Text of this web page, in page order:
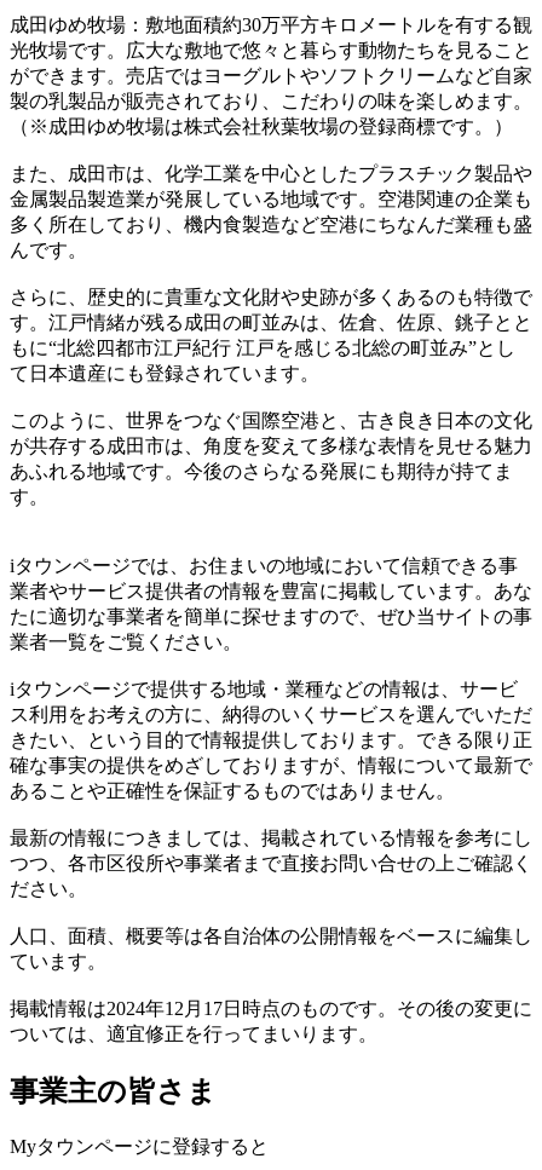
成田ゆめ牧場：敷地面積約30万平方キロメートルを有する観
光牧場です。広大な敷地で悠々と暮らす動物たちを見ること
ができます。売店ではヨーグルトやソフトクリームなど自家
製の乳製品が販売されており、こだわりの味を楽しめます。
（※成田ゆめ牧場は株式会社秋葉牧場の登録商標です。）
また、成田市は、化学工業を中心としたプラスチック製品や
金属製品製造業が発展している地域です。空港関連の企業も
多く所在しており、機内食製造など空港にちなんだ業種も盛
んです。
さらに、歴史的に貴重な文化財や史跡が多くあるのも特徴で
す。江戸情緒が残る成田の町並みは、佐倉、佐原、銚子とと
もに“北総四都市江戸紀行 江戸を感じる北総の町並み”とし
て日本遺産にも登録されています。
このように、世界をつなぐ国際空港と、古き良き日本の文化
が共存する成田市は、角度を変えて多様な表情を見せる魅力
あふれる地域です。今後のさらなる発展にも期待が持てま
す。
iタウンページでは、お住まいの地域において信頼できる事
業者やサービス提供者の情報を豊富に掲載しています。あな
たに適切な事業者を簡単に探せますので、ぜひ当サイトの事
業者一覧をご覧ください。
iタウンページで提供する地域・業種などの情報は、サービ
ス利用をお考えの方に、納得のいくサービスを選んでいただ
きたい、という目的で情報提供しております。できる限り正
確な事実の提供をめざしておりますが、情報について最新で
あることや正確性を保証するものではありません。
最新の情報につきましては、掲載されている情報を参考にし
つつ、各市区役所や事業者まで直接お問い合せの上ご確認く
ださい。
人口、面積、概要等は各自治体の公開情報をベースに編集し
ています。
掲載情報は2024年12月17日時点のものです。その後の変更に
ついては、適宜修正を行ってまいります。
事業主の皆さま
Myタウンページに登録すると